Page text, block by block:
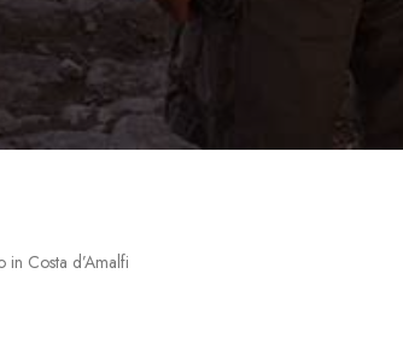
in Costa d’Amalfi